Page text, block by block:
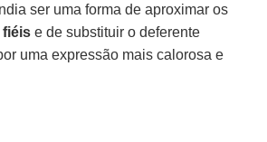
ser uma forma de aproximar os
fiéis e de substituir o deferente
uma expressão mais calorosa e